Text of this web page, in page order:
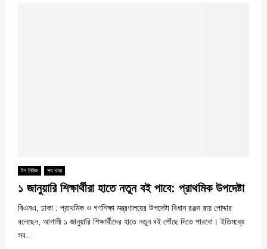
টপ নিউজ সব খবর
১ জানুয়ারি শিক্ষার্থীরা হাতে নতুন বই পাবে: প্রাথমিক উপদেষ্টা
বিএনএ, ঢাকা : প্রাথমিক ও গণশিক্ষা মন্ত্রণালয়ের উপদেষ্টা বিধান রঞ্জন রায় পোদ্দার
বলেছেন, আগামী ১ জানুয়ারি শিক্ষার্থীদের হাতে নতুন বই পৌঁছে দিতে পারবো। ইতিমধ্যে
সব...